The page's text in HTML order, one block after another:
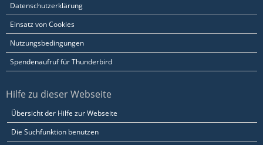
Datenschutzerklärung
Einsatz von Cookies
Nutzungsbedingungen
Spendenaufruf für Thunderbird
Hilfe zu dieser Webseite
Übersicht der Hilfe zur Webseite
Die Suchfunktion benutzen